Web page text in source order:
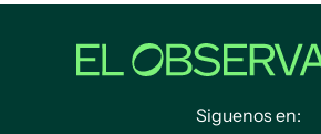
Siguenos en: